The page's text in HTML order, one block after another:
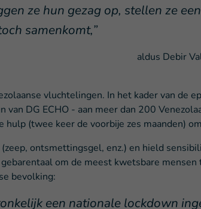
ze hun gezag op, stellen ze
samenkomt,”
aldus Debir
vluchtelingen. In het kader van de
DG ECHO - aan meer dan 200
(twee keer de voorbije zes maanden)
ontsmettingsgel, enz.) en hield
gebarentaal om de meest kwetsbare
bevolking:
een nationale lockdown